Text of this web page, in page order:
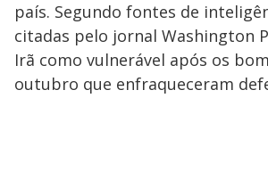
país. Segundo fontes de
citadas pelo jornal Washington
Irã como vulnerável após os
outubro que enfraqueceram